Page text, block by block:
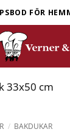
FÖR
/ BAKDUKAR